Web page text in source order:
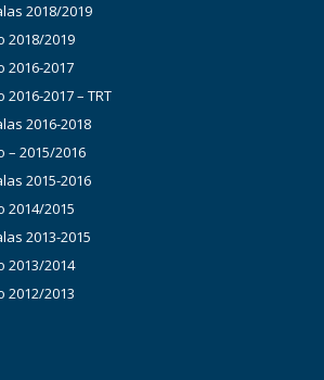
2018/2019
2018/2019
2016-2017
2017 – TRT
2016-2018
– 2015/2016
2015-2016
2014/2015
2013-2015
2013/2014
2012/2013